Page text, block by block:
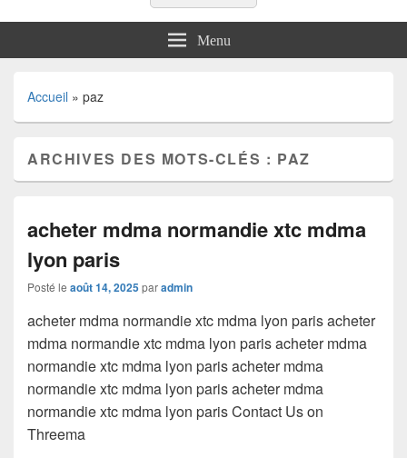
Menu
Accueil » paz
ARCHIVES DES MOTS-CLÉS : PAZ
acheter mdma normandie xtc mdma
lyon paris
Posté le août 14, 2025paradmin
acheter mdma normandie xtc mdma lyon paris acheter
mdma normandie xtc mdma lyon paris acheter mdma
normandie xtc mdma lyon paris acheter mdma
normandie xtc mdma lyon paris acheter mdma
normandie xtc mdma lyon paris Contact Us on
Threema